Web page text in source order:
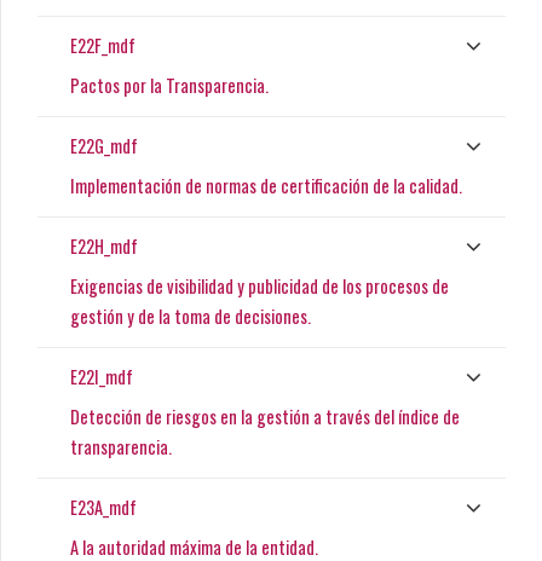
E22F_mdf
Pactos por la Transparencia.
E22G_mdf
Implementación de normas de certificación de la calidad.
E22H_mdf
Exigencias de visibilidad y publicidad de los procesos de
gestión y de la toma de decisiones.
E22I_mdf
Detección de riesgos en la gestión a través del índice de
transparencia.
E23A_mdf
A la autoridad máxima de la entidad.